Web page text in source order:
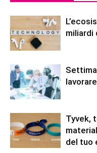
miliardi
Tyvek,
del tuo